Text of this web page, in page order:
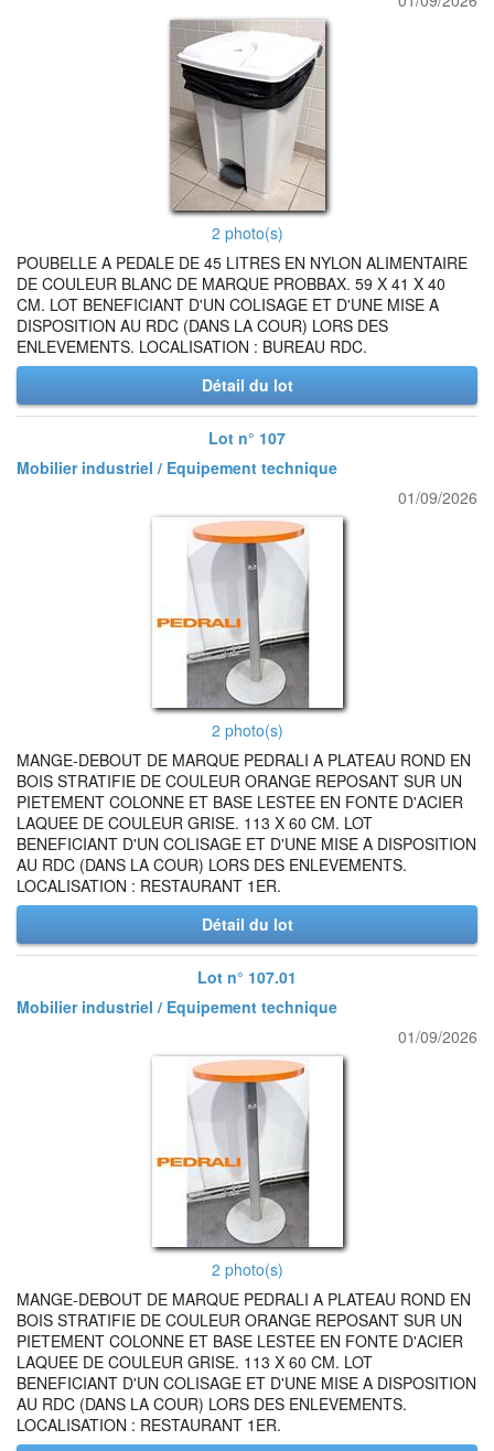
2 photo(s)
POUBELLE A PEDALE DE 45 LITRES EN NYLON ALIMENTAIRE
DE COULEUR BLANC DE MARQUE PROBBAX. 59 X 41 X 40
CM. LOT BENEFICIANT D'UN COLISAGE ET D'UNE MISE A
DISPOSITION AU RDC (DANS LA COUR) LORS DES
ENLEVEMENTS. LOCALISATION : BUREAU RDC.
Détail du lot
Lot n° 107
Mobilier industriel / Equipement technique
01/09/2026
2 photo(s)
MANGE-DEBOUT DE MARQUE PEDRALI A PLATEAU ROND EN
BOIS STRATIFIE DE COULEUR ORANGE REPOSANT SUR UN
PIETEMENT COLONNE ET BASE LESTEE EN FONTE D'ACIER
LAQUEE DE COULEUR GRISE. 113 X 60 CM. LOT
BENEFICIANT D'UN COLISAGE ET D'UNE MISE A DISPOSITION
AU RDC (DANS LA COUR) LORS DES ENLEVEMENTS.
LOCALISATION : RESTAURANT 1ER.
Détail du lot
Lot n° 107.01
Mobilier industriel / Equipement technique
01/09/2026
2 photo(s)
MANGE-DEBOUT DE MARQUE PEDRALI A PLATEAU ROND EN
BOIS STRATIFIE DE COULEUR ORANGE REPOSANT SUR UN
PIETEMENT COLONNE ET BASE LESTEE EN FONTE D'ACIER
LAQUEE DE COULEUR GRISE. 113 X 60 CM. LOT
BENEFICIANT D'UN COLISAGE ET D'UNE MISE A DISPOSITION
AU RDC (DANS LA COUR) LORS DES ENLEVEMENTS.
LOCALISATION : RESTAURANT 1ER.